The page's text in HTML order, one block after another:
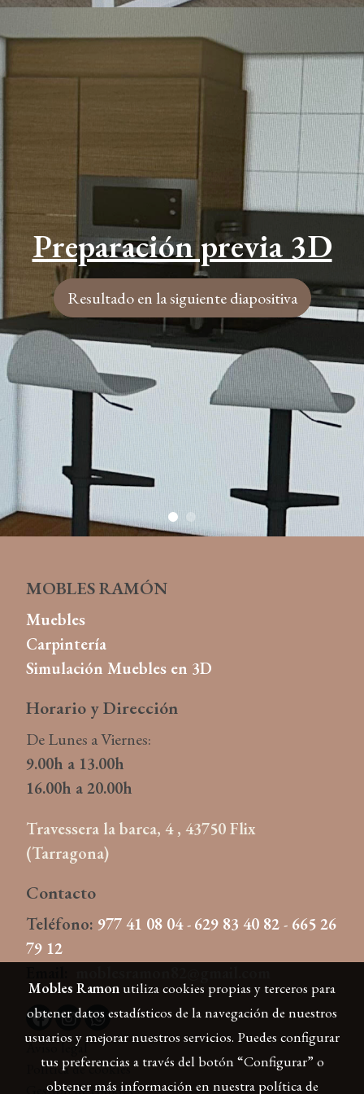
Preparación previa 3D
Resultado en la siguiente diapositiva
Preparación previa 3D
Resultado en la siguiente diapositiva
MOBLES RAMÓN
Muebles
Carpintería
Simulación Muebles en 3D
Horario yDirección
De Lunes a Viernes:
9.00h a 13.00h
16.00h a 20.00h
Travessera la barca, 4 , 43750 Flix
(Tarragona)
Contacto
Teléfono: 977 41 08 04-629 83 40 82- 665 26
79 12
Aviso legal
Política de cookies
Gestión de cookies
Mobles Ramonutiliza cookies propias y terceros para
obtener datos estadísticos de la navegación de nuestros
usuarios y mejorar nuestros servicios. Puedes configurar
tus preferencias a través del botón “Configurar” o
obtener más información en nuestra política de